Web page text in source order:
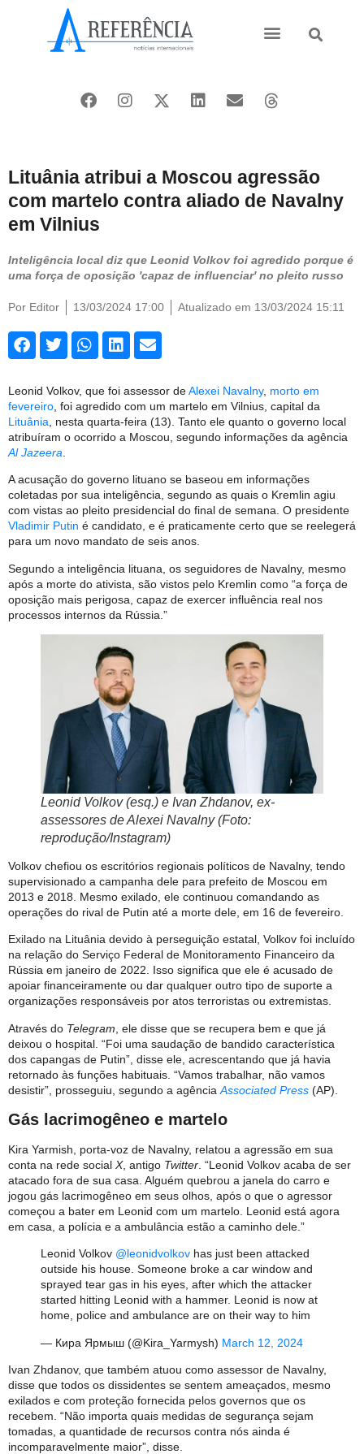
Lituânia atribui a Moscou agressão
com martelo contra aliado de Navalny
em Vilnius
Inteligência local diz que Leonid Volkov foi agredido porque é
uma força de oposição 'capaz de influenciar' no pleito russo
Por Editor 13/03/2024 17:00 Atualizado em 13/03/2024 15:11
Leonid Volkov, que foi assessor deAlexei Navalny, morto em
fevereiro , foi agredido com um martelo em Vilnius, capital da
Lituânia , nesta quarta-feira (13). Tanto ele quanto o governo local
atribuíram o ocorrido a Moscou, segundo informações da agência
Al Jazeera
A acusação do governo lituano se baseou em informações
coletadas por sua inteligência, segundo as quais o Kremlin agiu
com vistas ao pleito presidencial do final de semana. O presidente
Vladimir Putin é candidato, e é praticamente certo que se reelegerá
para um novo mandato de seis anos.
Segundo a inteligência lituana, os seguidores de Navalny, mesmo
após a morte do ativista, são vistos pelo Kremlin como “a força de
oposição mais perigosa, capaz de exercer influência real nos
processos internos da Rússia.”
Leonid Volkov (esq.) e Ivan Zhdanov, ex-
assessores de Alexei Navalny (Foto:
reprodução/Instagram)
Volkov chefiou os escritórios regionais políticos de Navalny, tendo
supervisionado a campanha dele para prefeito de Moscou em
2013 e 2018. Mesmo exilado, ele continuou comandando as
operações do rival de Putin até a morte dele, em 16 de fevereiro.
Exilado na Lituânia devido à perseguição estatal, Volkov foi incluído
na relação do Serviço Federal de Monitoramento Financeiro da
Rússia em janeiro de 2022. Isso significa que ele é acusado de
apoiar financeiramente ou dar qualquer outro tipo de suporte a
organizações responsáveis por atos terroristas ou extremistas.
Através do Telegram , ele disse que se recupera bem e que já
deixou o hospital. “Foi uma saudação de bandido característica
dos capangas de Putin”, disse ele, acrescentando que já havia
retornado às funções habituais. “Vamos trabalhar, não vamos
desistir”, prosseguiu, segundo a agência Associated Press (AP).
Gás lacrimogêneo e martelo
Kira Yarmish, porta-voz de Navalny, relatou a agressão em sua
conta na rede social X, antigo Twitter . “Leonid Volkov acaba de ser
atacado fora de sua casa. Alguém quebrou a janela do carro e
jogou gás lacrimogêneo em seus olhos, após o que o agressor
começou a bater em Leonid com um martelo. Leonid está agora
em casa, a polícia e a ambulância estão a caminho dele.”
Leonid Volkov @leonidvolkov has just been attacked
outside his house. Someone broke a car window and
sprayed tear gas in his eyes, after which the attacker
started hitting Leonid with a hammer. Leonid is now at
home, police and ambulance are on their way to him
— Кира Ярмыш (@Kira_Yarmysh) March 12, 2024
Ivan Zhdanov, que também atuou como assessor de Navalny,
disse que todos os dissidentes se sentem ameaçados, mesmo
exilados e com proteção fornecida pelos governos que os
recebem. “Não importa quais medidas de segurança sejam
tomadas, a quantidade de recursos contra nós ainda é
incomparavelmente maior”, disse.